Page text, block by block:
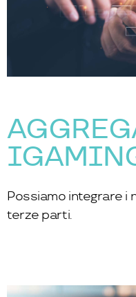
Possiamo integrare i
terze parti.